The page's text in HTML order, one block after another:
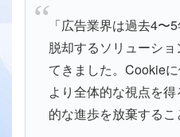
「広告業界は過去4〜
脱却するソリューシ
てきました。Cookie
より全体的な視点を
的な進歩を放棄するこ